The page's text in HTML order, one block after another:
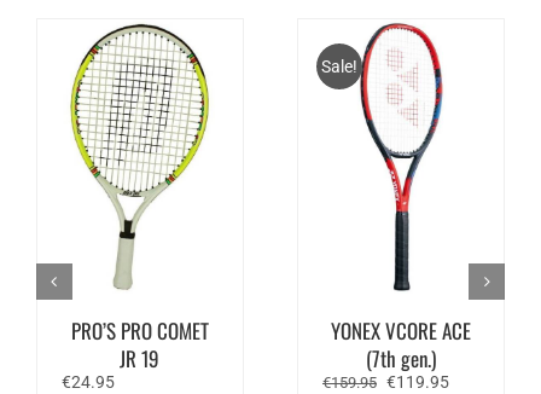
PRO’S PRO COMET
JR 19
€24.95
Sale!
YONEX VCORE ACE
(7th gen.)
€159.95 Oorspronkelijke
€119.95Huidige